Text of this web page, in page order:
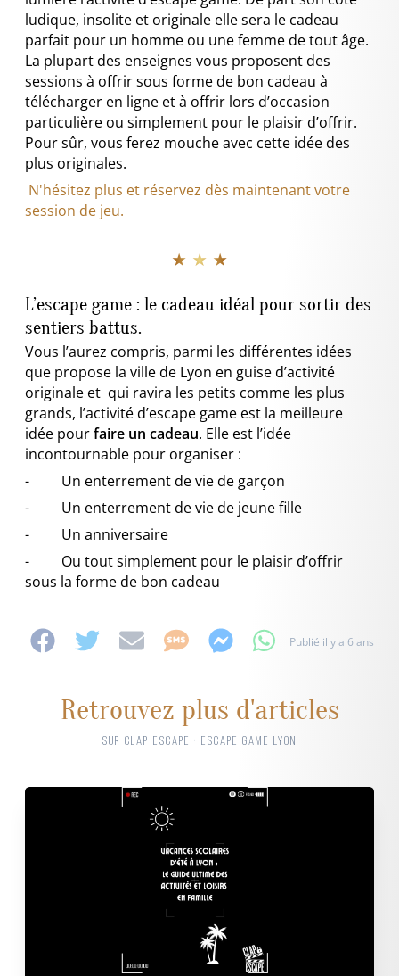
ludique, insolite et originale elle sera le cadeau
parfait pour un homme ou une femme de tout âge.
La plupart des enseignes vous proposent des
sessions à offrir sous forme de bon cadeau à
télécharger en ligne et à offrir lors d’occasion
particulière ou simplement pour le plaisir d’offrir.
Pour sûr, vous ferez mouche avec cette idée des
plus originales.
N'hésitez plus et réservez dès maintenant votre
session de jeu.
★ ★ ★
L’escape game : le cadeau idéal pour sortir des
sentiers battus.
Vous l’aurez compris, parmi les différentes idées
que propose la ville de Lyon en guise d’activité
originale et qui ravira les petits comme les plus
grands, l’activité d’escape game est la meilleure
idée pourfaire un cadeau. Elle est l’idée
incontournable pour organiser :
- Un enterrement de vie de garçon
- Un enterrement de vie de jeune fille
- Un anniversaire
- Ou tout simplement pour le plaisir d’offrir
sous la forme de bon cadeau
Publié il y a 6 ans
Retrouvez plus d'articles
SUR CLAP ESCAPE · ESCAPE GAME LYON